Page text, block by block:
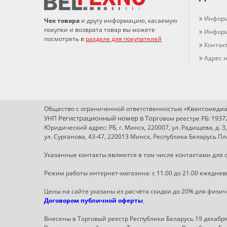
Чек товара и другу информацию, касаемую
покупки и возврата товар вы можете
посмотреть в разделе для покупателей
Адрес
Общество с ограниченной ответственностью
УНП Регистрационный номер в Торговом реестре РБ:
Юридический адрес: РБ, г. Минск, 220007, ул. Радищева, д.
ул. Сурганова, 43-47, 220013 Минск, Республика Беларусь
Указанные контакты являются в том числе контактами
Режим работы интернет-магазина: с 11.00 до 21.00
Цены на сайте указаны из расчёта скидки до 20% для
Договором публичной оферты
Внесены в Торговый реестр Республики Беларусь 19